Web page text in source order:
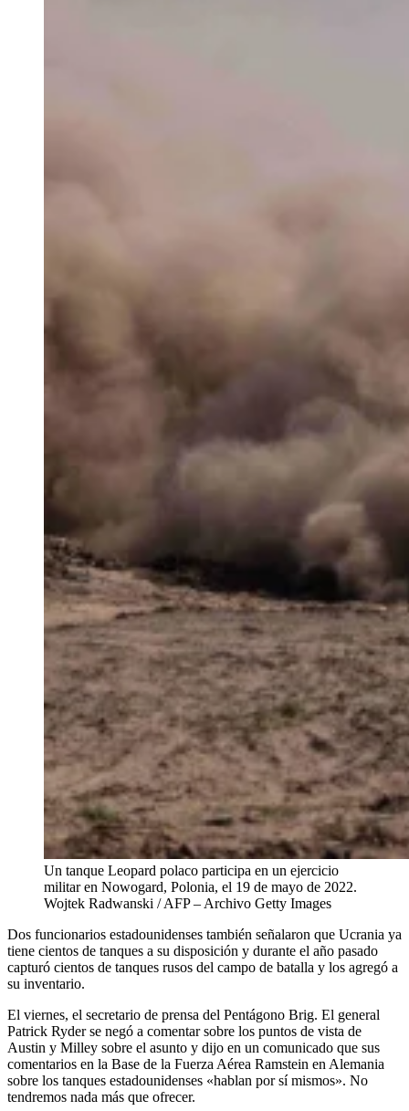
Un tanque Leopard polaco participa en un ejercicio
militar en Nowogard, Polonia, el 19 de mayo de 2022.
Wojtek Radwanski / AFP – Archivo Getty Images
Dos funcionarios estadounidenses también señalaron que Ucrania ya
tiene cientos de tanques a su disposición y durante el año pasado
capturó cientos de tanques rusos del campo de batalla y los agregó a
su inventario.
El viernes, el secretario de prensa del Pentágono Brig. El general
Patrick Ryder se negó a comentar sobre los puntos de vista de
Austin y Milley sobre el asunto y dijo en un comunicado que sus
comentarios en la Base de la Fuerza Aérea Ramstein en Alemania
sobre los tanques estadounidenses «hablan por sí mismos». No
tendremos nada más que ofrecer.